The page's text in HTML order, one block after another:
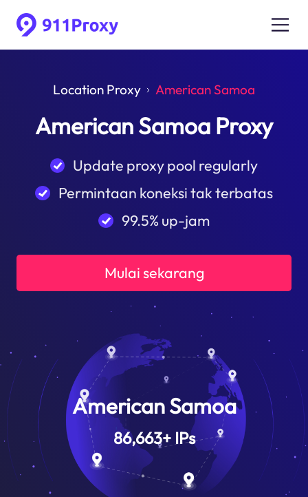
Location Proxy American Samoa
American Samoa Proxy
Update proxy pool regularly
Permintaan koneksi tak terbatas
99.5% up-jam
Mulai sekarang
American Samoa
86,663+IPs